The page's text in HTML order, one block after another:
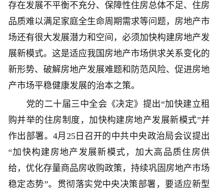
存在发展不平衡不充分、保障性住房总体不足、住房
品质难以满足家庭全生命周期需求等问题，房地产市
场还有很大发展潜力和空间，必须加快构建房地产发
展新模式。这是适应我国房地产市场供求关系变化的
新形势、破解房地产发展难题和防范风险、促进房地
产市场平稳健康发展的治本之策。
党的二十届三中全会《决定》提出“加快建立租
购并举的住房制度，加快构建房地产发展新模式”并
作出部署。4月25日召开的中共中央政治局会议提出
“加快构建房地产发展新模式，加大高品质住房供
给，优化存量商品房收购政策，持续巩固房地产市场
稳定态势”。贯彻落实党中央决策部署，要适应新型